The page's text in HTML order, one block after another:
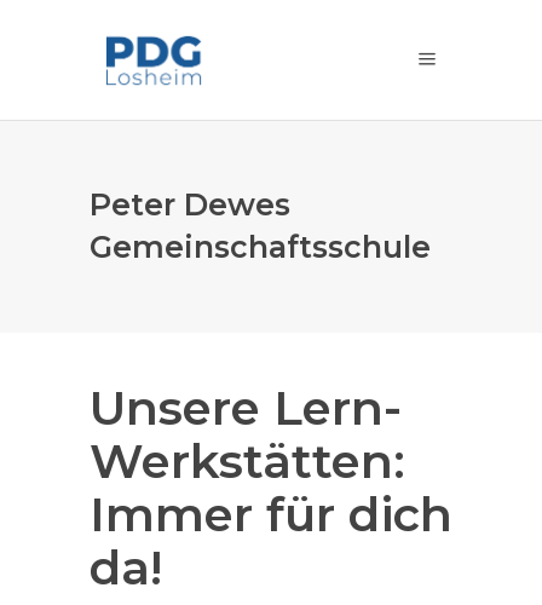
Peter Dewes
Gemeinschaftsschule
Unsere Lern-
Werkstätten:
Immer für dich
da!